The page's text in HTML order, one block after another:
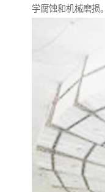
学腐蚀和机械磨损。